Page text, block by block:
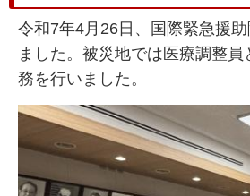
令和7年4月26日、国際緊急援
ました。被災地では医療調整
務を行いました。